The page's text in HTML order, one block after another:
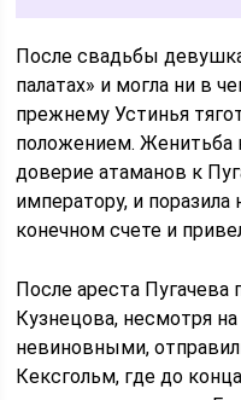
После свадьбы
палатах» и могла ни в
прежнему Устинья
положением. Женитьба
доверие атаманов к
императору, и
конечном счете и
После ареста Пугачева
Кузнецова, несмотря
невиновными,
Кексгольм, где до